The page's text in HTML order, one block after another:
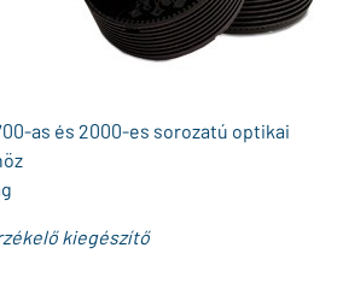
as és 2000-es sorozatú optikai
kiegészítő